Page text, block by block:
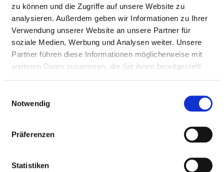
zu können und die Zugriffe auf unsere Website zu
analysieren. Außerdem geben wir Informationen zu Ihrer
Verwendung unserer Website an unsere Partner für
soziale Medien, Werbung und Analysen weiter. Unsere
Partner führen diese Informationen möglicherweise mit
weiteren Daten zusammen, die Sie ihnen bereitgestellt
Notwendig
Präferenzen
Statistiken
Passend dazu:
Medizinisch-pflegerische Leistungen
Service & Ausstattung
MEDIZINISCHES LEISTUNGSANGEBOT
DES KRANKENHAUSES
Welche Krankheiten werden in diesem Krankenhaus
dieses Krankenhaus an?